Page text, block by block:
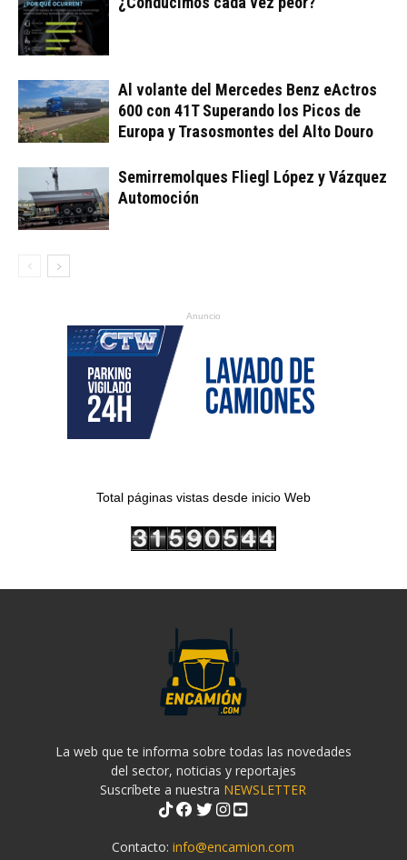
Al volante del Mercedes Benz eActros
600 con 41T Superando los Picos de
Europa y Trasosmontes del Alto Douro
Semirremolques Fliegl López y Vázquez
Automoción
Anuncio
Total páginas vistas desde inicio Web
La web que te informa sobre todas las novedades
del sector, noticias y reportajes
Suscríbete a nuestra NEWSLETTER
Contacto:info@encamion.com